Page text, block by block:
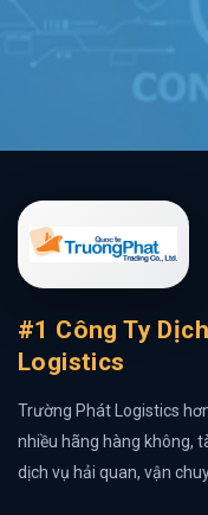
#1 Công Ty
Logistics
Trường Phát Logistics
nhiều hãng hàng không,
dịch vụ hải quan, vận